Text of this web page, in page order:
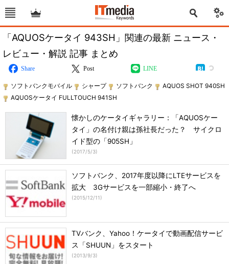
「AQUOSケータイ 943SH」関連の最新 ニュース・
レビュー・解説 記事 まとめ
Share Post LINE
ソフトバンクモバイル シャープ ソフトバンク
AQUOS SHOT 940SH
AQUOSケータイ FULLTOUCH 941SH
懐かしのケータイギャラリー：「AQUOSケー
タイ」の名付け親は孫社長だった？ サイクロ
イド型の「905SH」
(2017/5/3)
ソフトバンク、2017年度以降にLTEサービスを
拡大 3Gサービスを一部縮小・終了へ
(2015/12/11)
TVバンク、Yahoo！ケータイで動画配信サービ
ス「SHUUN」をスタート
(2013/9/3)